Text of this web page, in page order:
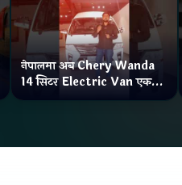
नेपालमा अब Chery Wanda
14 सिटर Electric Van एक
Charge मा दिन्छ 300KM